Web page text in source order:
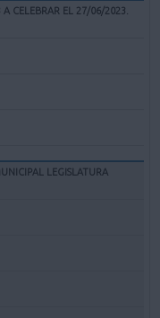
CELEBRAR EL 27/06/2023.
LEGISLATURA